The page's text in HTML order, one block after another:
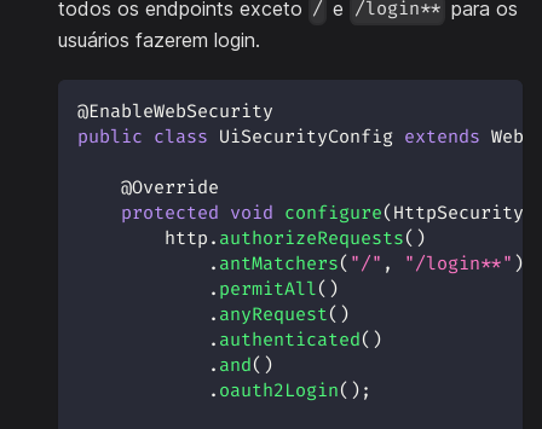
todos os endpoints exceto / e /login** para os
usuários fazerem login.
@EnableWebSecurity
public class UiSecurityConfig extends
@Override
protected void configure( HttpSecurity
        http
. authorizeRequests( )
. antMatchers( "/" , "/login**" )
. permitAll( )
. anyRequest( )
. authenticated( )
. and( )
. oauth2Login( ) ;